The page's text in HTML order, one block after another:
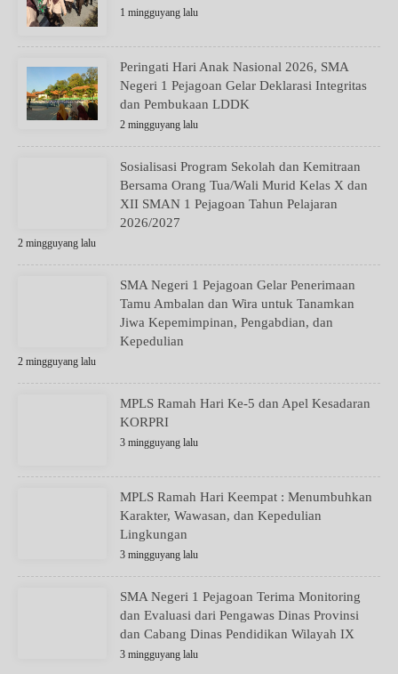
1 mingguyang lalu
Peringati Hari Anak Nasional 2026, SMA
Negeri 1 Pejagoan Gelar Deklarasi Integritas
dan Pembukaan LDDK
2 mingguyang lalu
Sosialisasi Program Sekolah dan Kemitraan
Bersama Orang Tua/Wali Murid Kelas X dan
XII SMAN 1 Pejagoan Tahun Pelajaran
2026/2027
2 mingguyang lalu
SMA Negeri 1 Pejagoan Gelar Penerimaan
Tamu Ambalan dan Wira untuk Tanamkan
Jiwa Kepemimpinan, Pengabdian, dan
Kepedulian
2 mingguyang lalu
MPLS Ramah Hari Ke-5 dan Apel Kesadaran
KORPRI
3 mingguyang lalu
MPLS Ramah Hari Keempat : Menumbuhkan
Karakter, Wawasan, dan Kepedulian
Lingkungan
3 mingguyang lalu
SMA Negeri 1 Pejagoan Terima Monitoring
dan Evaluasi dari Pengawas Dinas Provinsi
dan Cabang Dinas Pendidikan Wilayah IX
3 mingguyang lalu